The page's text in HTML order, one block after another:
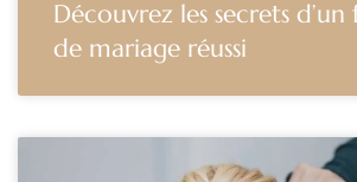
Découvrez les secrets
de mariage réussi